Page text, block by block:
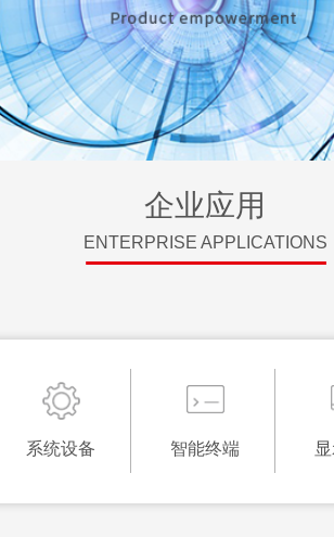
企业应用
ENTERPRISE APPLICATIONS
系统设备
智能终端